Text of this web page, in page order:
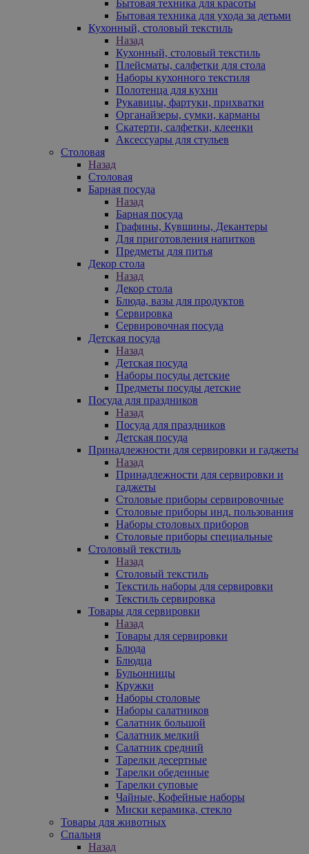
Бытовая техника для красоты
Бытовая техника для ухода за детьми
Кухонный, столовый текстиль
Назад
Кухонный, столовый текстиль
Плейсматы, салфетки для стола
Наборы кухонного текстиля
Полотенца для кухни
Рукавицы, фартуки, прихватки
Органайзеры, сумки, карманы
Скатерти, салфетки, клеенки
Аксессуары для стульев
Столовая
Назад
Столовая
Барная посуда
Назад
Барная посуда
Графины, Кувшины, Декантеры
Для приготовления напитков
Предметы для питья
Декор стола
Назад
Декор стола
Блюда, вазы для продуктов
Сервировка
Сервировочная посуда
Детская посуда
Назад
Детская посуда
Наборы посуды детские
Предметы посуды детские
Посуда для праздников
Назад
Посуда для праздников
Детская посуда
Принадлежности для сервировки и гаджеты
Назад
Принадлежности для сервировки и
гаджеты
Столовые приборы сервировочные
Столовые приборы инд. пользования
Наборы столовых приборов
Столовые приборы специальные
Столовый текстиль
Назад
Столовый текстиль
Текстиль наборы для сервировки
Текстиль сервировка
Товары для сервировки
Назад
Товары для сервировки
Блюда
Блюдца
Бульонницы
Кружки
Наборы столовые
Наборы салатников
Салатник большой
Салатник мелкий
Салатник средний
Тарелки десертные
Тарелки обеденные
Тарелки суповые
Чайные, Кофейные наборы
Миски керамика, стекло
Товары для животных
Спальня
Назад